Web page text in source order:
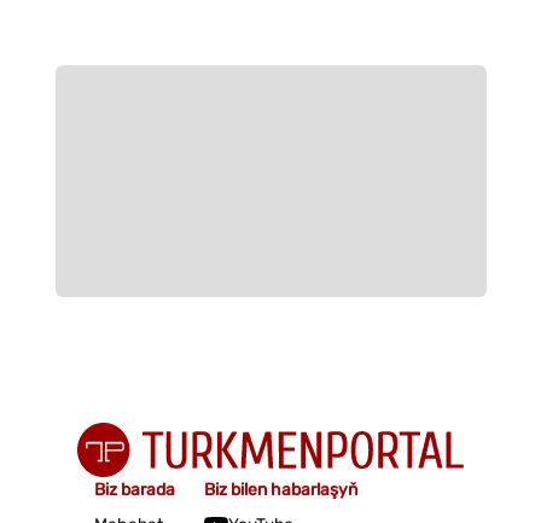
Biz barada
Biz bilen habarlaşyň